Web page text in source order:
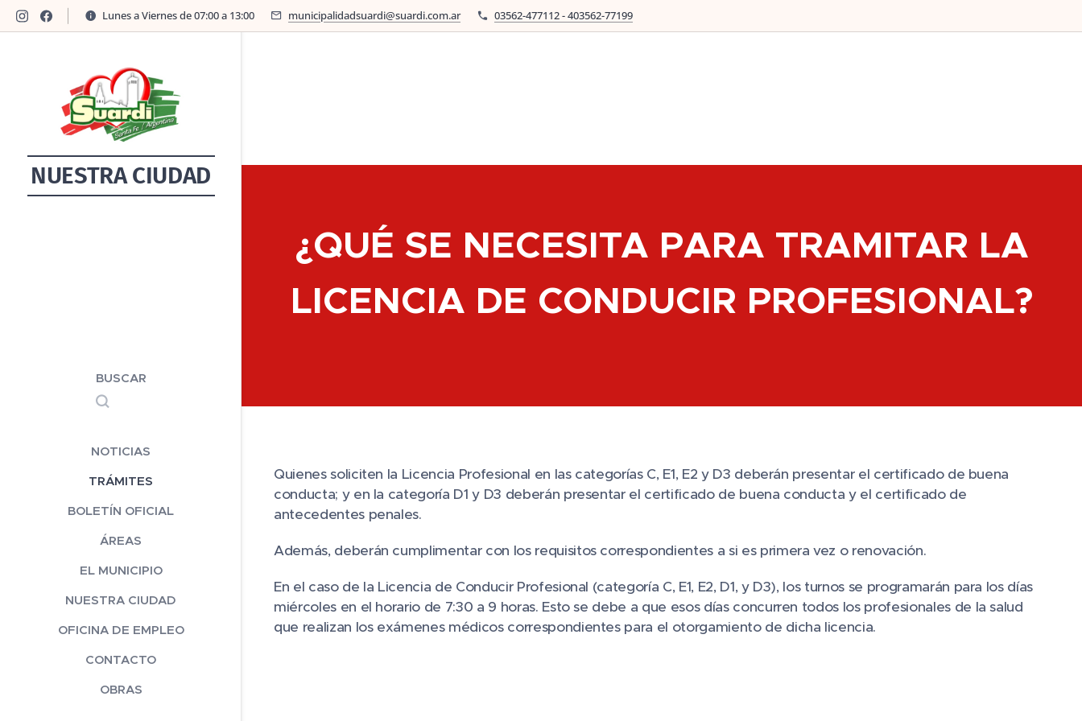
Lunes a Viernes de 07:00 a 13:00 municipalidadsuardi@suardi.com.ar 03562-477112 - 403562-77199
NUESTRA CIUDAD
BUSCAR
NOTICIAS
TRÁMITES
BOLETÍN OFICIAL
ÁREAS
EL MUNICIPIO
NUESTRA CIUDAD
OFICINA DE EMPLEO
CONTACTO
OBRAS
¿QUÉ SE NECESITA PARA TRAMITAR LA
LICENCIA DE CONDUCIR PROFESIONAL?
Quienes soliciten la Licencia Profesional en las categorías C, E1, E2 y D3 deberán presentar el certificado de buena
conducta; y en la categoría D1 y D3 deberán presentar el certificado de buena conducta y el certificado de
antecedentes penales.
Además, deberán cumplimentar con los requisitos correspondientes a si es primera vez o renovación.
En el caso de la Licencia de Conducir Profesional (categoría C, E1, E2, D1, y D3), los turnos se programarán para los días
miércoles en el horario de 7:30 a 9 horas. Esto se debe a que esos días concurren todos los profesionales de la salud
que realizan los exámenes médicos correspondientes para el otorgamiento de dicha licencia.